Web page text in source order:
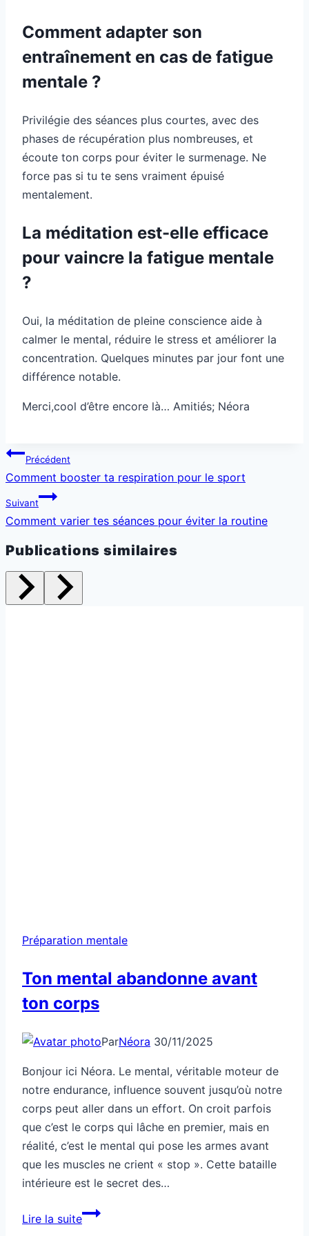
Comment adapter son
entraînement en cas de fatigue
mentale ?
Privilégie des séances plus courtes, avec des
phases de récupération plus nombreuses, et
écoute ton corps pour éviter le surmenage. Ne
force pas si tu te sens vraiment épuisé
mentalement.
La méditation est-elle efficace
pour vaincre la fatigue mentale
?
Oui, la méditation de pleine conscience aide à
calmer le mental, réduire le stress et améliorer la
concentration. Quelques minutes par jour font une
différence notable.
Merci,cool d’être encore là… Amitiés; Néora
Navigation
de
l’article
Précédent
Comment booster ta respiration pour le sport
Suivant
Comment varier tes séances pour éviter la routine
Publications similaires
Préparation mentale
Ton mental abandonne avant
ton corps
ParNéora 30/11/2025
Bonjour ici Néora. Le mental, véritable moteur de
notre endurance, influence souvent jusqu’où notre
corps peut aller dans un effort. On croit parfois
que c’est le corps qui lâche en premier, mais en
réalité, c’est le mental qui pose les armes avant
que les muscles ne crient « stop ». Cette bataille
intérieure est le secret des…
Lire la suiteTon